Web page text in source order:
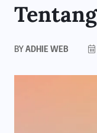
BYADHIE WEB